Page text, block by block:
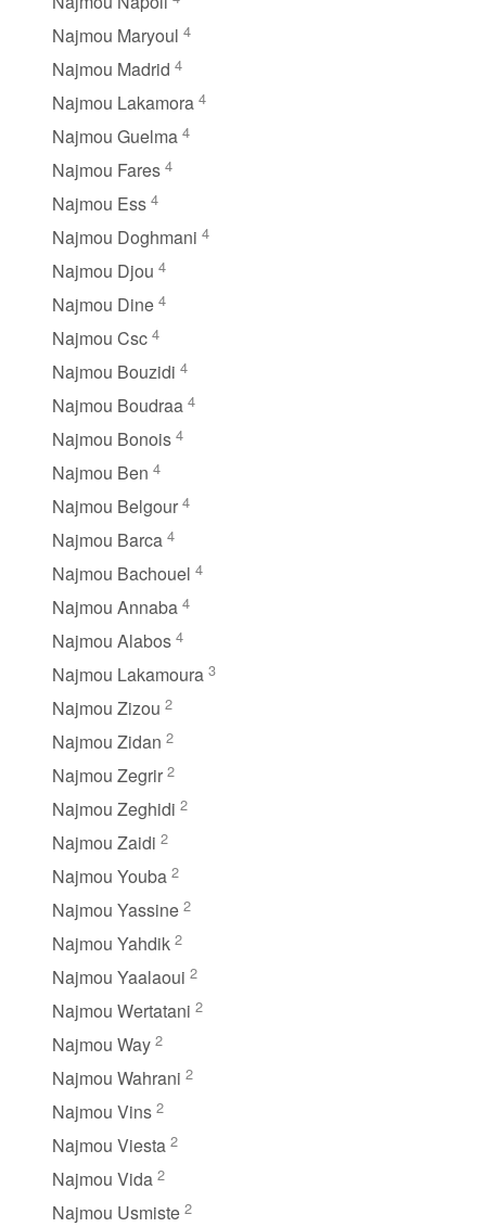
Najmou Maryoul 4
Najmou Madrid 4
Najmou Lakamora 4
Najmou Guelma 4
Najmou Fares 4
Najmou Ess 4
Najmou Doghmani 4
Najmou Djou 4
Najmou Dine 4
Najmou Csc 4
Najmou Bouzidi 4
Najmou Boudraa 4
Najmou Bonois 4
Najmou Ben 4
Najmou Belgour 4
Najmou Barca 4
Najmou Bachouel 4
Najmou Annaba 4
Najmou Alabos 4
Najmou Lakamoura 3
Najmou Zizou 2
Najmou Zidan 2
Najmou Zegrir 2
Najmou Zeghidi 2
Najmou Zaidi 2
Najmou Youba 2
Najmou Yassine 2
Najmou Yahdik 2
Najmou Yaalaoui 2
Najmou Wertatani 2
Najmou Way 2
Najmou Wahrani 2
Najmou Vins 2
Najmou Viesta 2
Najmou Vida 2
Najmou Usmiste 2